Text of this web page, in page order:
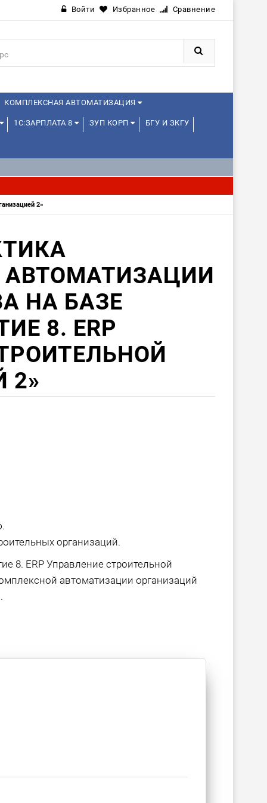
Войти Избранное Сравнение
КОМПЛЕКСНАЯ АВТОМАТИЗАЦИЯ
1С:ЗАРПЛАТА 8 ЗУП КОРП БГУ И ЗКГУ
2»
НА БАЗЕ
8. ERP
2»
организаций.
8. ERP Управление строительной
автоматизации организаций